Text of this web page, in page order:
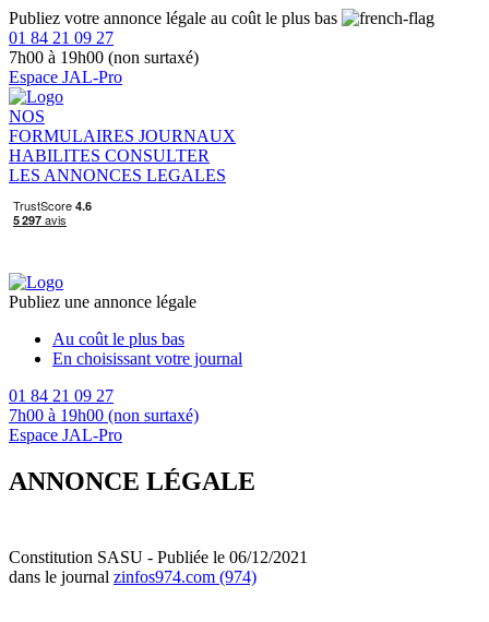
Publiez votre annonce légale au coût le plus bas
01 84 21 09 27
7h00 à 19h00 (non surtaxé)
Espace JAL-Pro
NOS
FORMULAIRES JOURNAUX
HABILITES CONSULTER
LES ANNONCES LEGALES
Publiez une annonce légale
Au coût le plus bas
En choisissant votre journal
01 84 21 09 27
7h00 à 19h00 (non surtaxé)
Espace JAL-Pro
ANNONCE LÉGALE
Constitution SASU - Publiée le 06/12/2021
dans le journal zinfos974.com (974)